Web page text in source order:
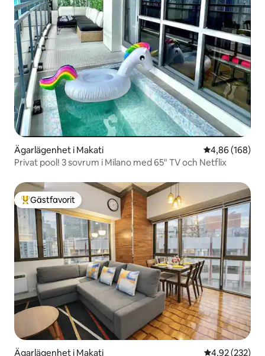
Ägarlägenhet i Makati 4,86 av 5 i
4,86 (168)
Privat pool! 3 sovrum i Milano med 65" TV och Netflix
Populär gästfavorit
Gästfavorit
Ägarlägenhet i Makati 4,92 av 5 i
4,92 (232)